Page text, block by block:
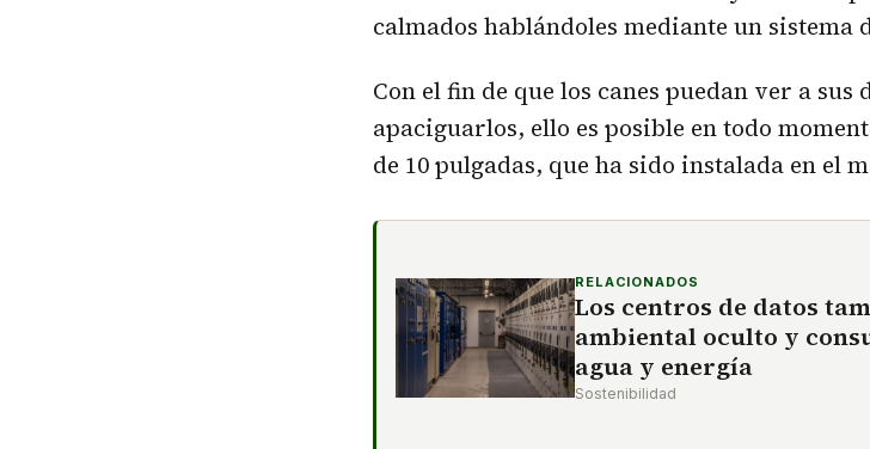
calmados hablándoles mediante un sistema
Con el fin de que los canes puedan ver a sus
apaciguarlos, ello es posible en todo
de 10 pulgadas, que ha sido instalada en el
RELACIONADOS
Los centros de datos
ambiental oculto y
agua y energía
Sostenibilidad